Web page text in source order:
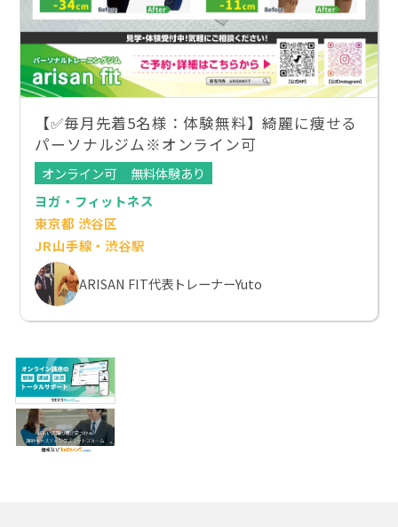
【✅毎月先着5名様：体験無料】綺麗に痩せる
パーソナルジム※オンライン可
オンライン可
無料体験あり
ヨガ・フィットネス
東京都 渋谷区
JR山手線・渋谷駅
ARISAN FIT代表トレーナーYuto